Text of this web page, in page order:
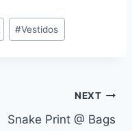
#Vestidos
NEXT
Snake Print @ Bags